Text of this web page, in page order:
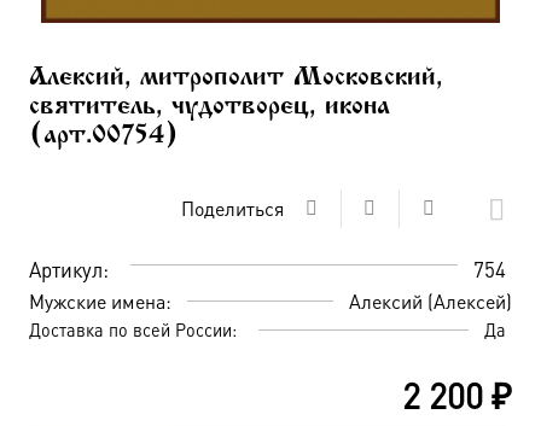
Алексий, митрополит Московский,
святитель, чудотворец, икона
(арт.00754)
Поделиться
Артикул: 754
Мужские имена: Алексий (Алексей)
Доставка по всей России: Да
2 200₽